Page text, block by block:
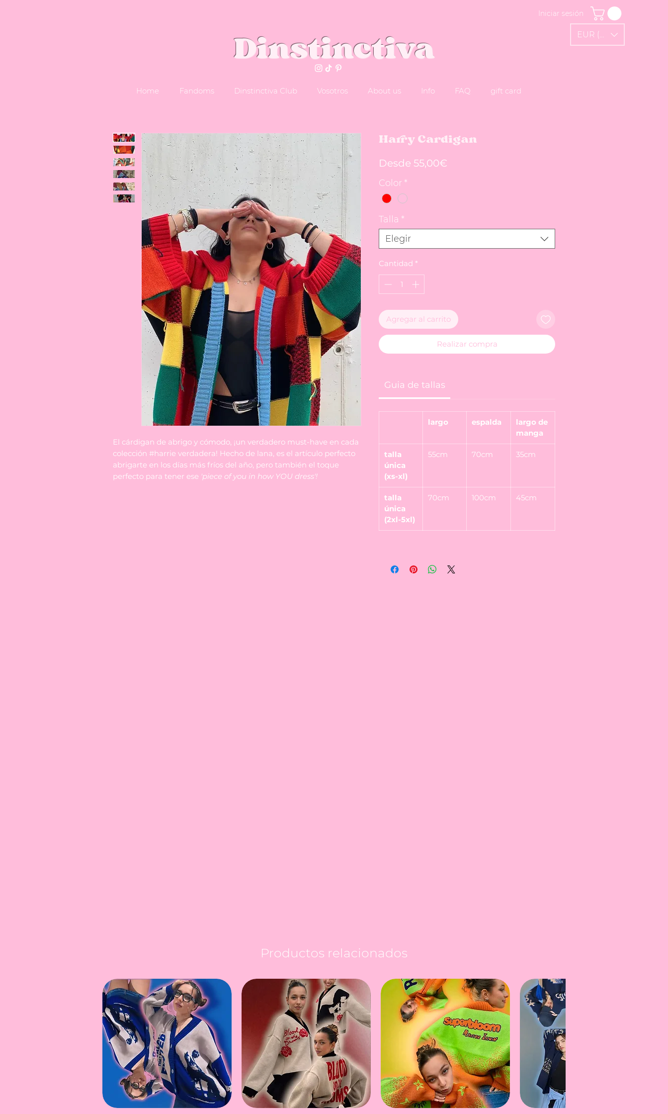
Iniciar sesión
EUR (€)
Dinstinctiva
Home Fandoms Dinstinctiva Club Vosotros About us Info FAQ gift card
El cárdigan de abrigo y cómodo, ¡un verdadero must-have en cada
colección #harrie verdadera! Hecho de lana, es el artículo perfecto
abrigarte en los días más fríos del año, pero también el toque
perfecto para tener ese 'piece of you in how YOU dress'!
Harry Cardigan
Desde 55,00€
Color *
Talla *
Elegir
Cantidad *
Agregar al carrito
Realizar compra
Guia de tallas
largo espalda
largo de
manga
talla
única
(xs-xl)
55cm 70cm 35cm
talla
única
(2xl-5xl)
70cm 100cm 45cm
Productos relacionados